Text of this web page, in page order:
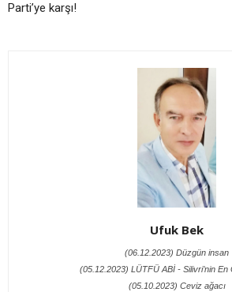
Parti’ye karşı!
Ufuk Bek
(06.12.2023) Düzgün insan
(05.12.2023) LÜTFÜ ABİ - Silivri’nin En
(05.10.2023) Ceviz ağacı